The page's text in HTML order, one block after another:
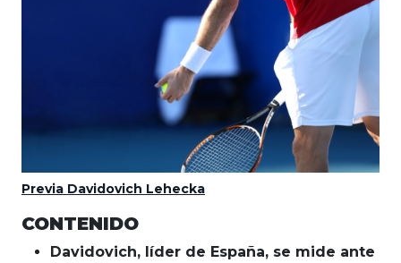
Previa Davidovich Lehecka
CONTENIDO
Davidovich, líder de España, se mide ante